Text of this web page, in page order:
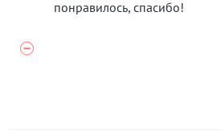
понравилось, спасибо!